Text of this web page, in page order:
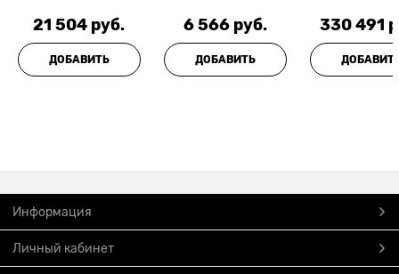
21 504 руб.
ДОБАВИТЬ
6 566 руб.
ДОБАВИТЬ
330 491
Информация
Личный кабинет